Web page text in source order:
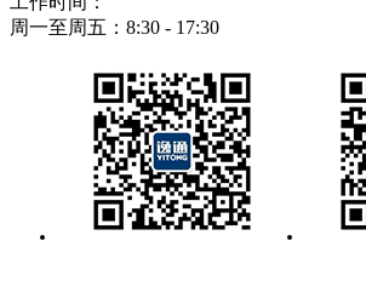
周一至周五：8:30 - 17:30